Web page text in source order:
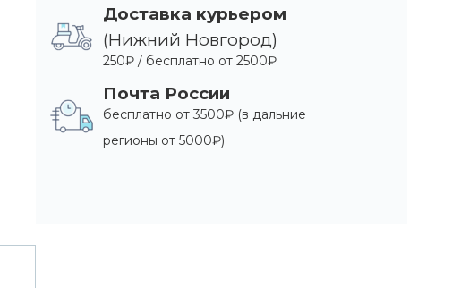
Доставка курьером
(Нижний Новгород)
250₽ / бесплатно от 2500₽
Почта России
бесплатно от 3500₽ (в дальние
регионы от 5000₽)